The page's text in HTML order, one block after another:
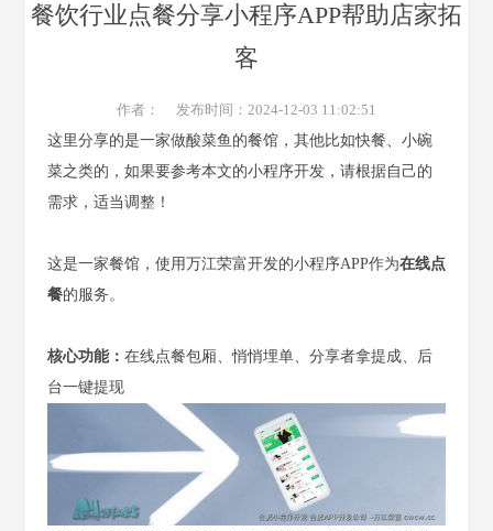
餐饮行业点餐分享小程序APP帮助店家拓
客
作者： 发布时间：2024-12-03 11:02:51
这里分享的是一家做酸菜鱼的餐馆，其他比如快餐、小碗
菜之类的，如果要参考本文的小程序开发，请根据自己的
需求，适当调整！
这是一家餐馆，使用万江荣富开发的小程序APP作为在线点
餐的服务。
核心功能： 在线点餐包厢、悄悄埋单、分享者拿提成、后
台一键提现